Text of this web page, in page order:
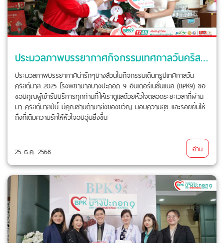
ประมวลภาพบรรยากาศกิจกรรมเทศกาลวันคริสต์มาส 2025
ประมวลภาพบรรยากาศน่ารักๆบางส่วนในกิจกรรมเดินทรูปเทศกาลวัน
คริสต์มาส 2025 โรงพยาบาลบางปะกอก 9 อินเตอร์เนชั่นแนล (BPK9) ขอ
ขอบคุณผู้เข้ารับบริการทุกท่านที่ให้เราดูแลด้วยหัวใจตลอดระยะเวลาที่ผ่าน
มา คริสต์มาสปีนี้ มีคุณซานต้ามาส่งของขวัญ มอบความสุข และรอยยิ้มให้
ถึงที่เติมความรักให้หัวใจอบอุ่นยิ่งขึ้น
25 ธ.ค. 2568 อ่าน